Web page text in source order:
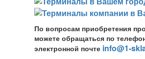
По вопросам приобретения
можете обращаться по
электронной почте info@1-